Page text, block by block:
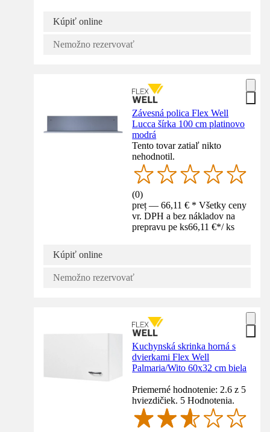
Kúpiť online
Nemožno rezervovať
Závesná polica Flex Well
Lucca šírka 100 cm platinovo
modrá
Tento tovar zatiaľ nikto
nehodnotil.
(0)
preț — 66,11 € * Všetky ceny
vr. DPH a bez nákladov na
prepravu pe ks66,11 €*/ ks
Kúpiť online
Nemožno rezervovať
Kuchynská skrinka horná s
dvierkami Flex Well
Palmaria/Wito 60x32 cm biela
Priemerné hodnotenie: 2.6 z 5
hviezdičiek. 5 Hodnotenia.